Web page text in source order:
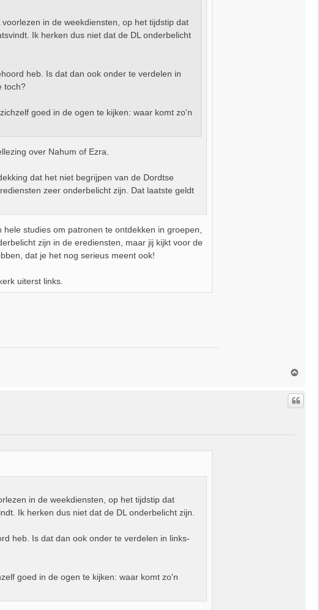
in de weekdiensten, op het tijdstip dat
Ik herken dus niet dat de DL onderbelicht
heb. Is dat dan ook onder te verdelen in
toch?
goed in de ogen te kijken: waar komt zo'n
over Nahum of Ezra.
dat het niet begrijpen van de Dordtse
zeer onderbelicht zijn. Dat laatste geldt
studies om patronen te ontdekken in groepen,
zijn in de erediensten, maar jij kijkt voor de
dat je het nog serieus meent ook!
uiterst links.
h
o
in de weekdiensten, op het tijdstip dat
Ik herken dus niet dat de DL onderbelicht zijn.
heb. Is dat dan ook onder te verdelen in links-
goed in de ogen te kijken: waar komt zo'n